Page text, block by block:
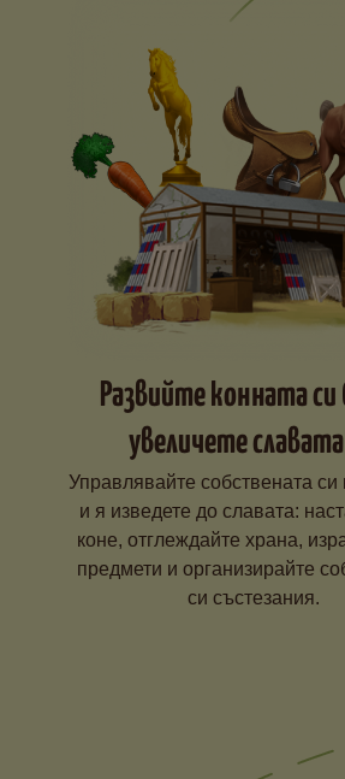
Развийте конната си
увеличете
Управлявайте собствената си
и я изведете до славата:
коне, отглеждайте храна,
предмети и организирайте
си състезания.